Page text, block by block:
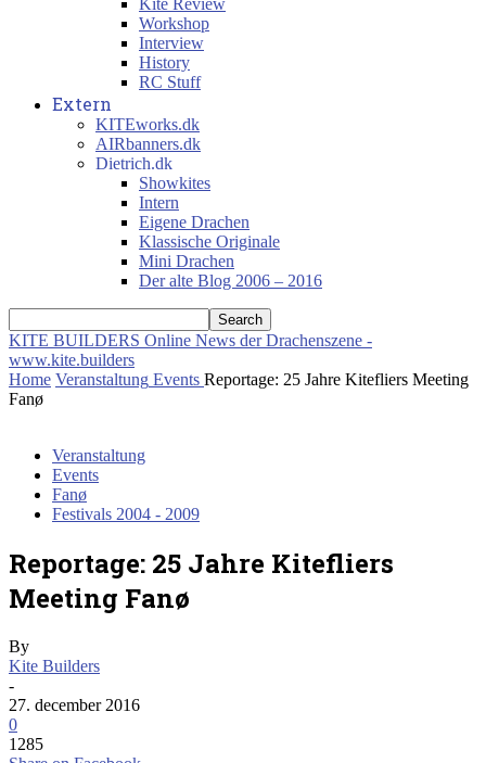
Kite Review
Workshop
Interview
History
RC Stuff
Extern
KITEworks.dk
AIRbanners.dk
Dietrich.dk
Showkites
Intern
Eigene Drachen
Klassische Originale
Mini Drachen
Der alte Blog 2006 – 2016
KITE BUILDERS Online News der Drachenszene -
www.kite.builders
Home Veranstaltung Events Reportage: 25 Jahre Kitefliers Meeting
Fanø
Veranstaltung
Events
Fanø
Festivals 2004 - 2009
Reportage: 25 Jahre Kitefliers
Meeting Fanø
By
Kite Builders
-
27. december 2016
0
1285